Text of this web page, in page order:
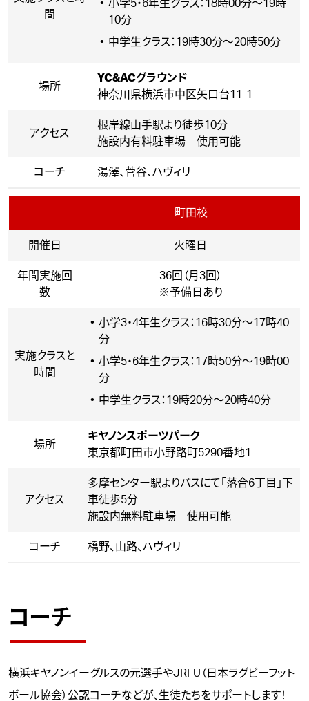
間
小学5・6年生クラス：18時00分～19時
10分
中学生クラス：19時30分～20時50分
場所
YC&ACグラウンド
神奈川県横浜市中区矢口台11-1
アクセス
根岸線山手駅より徒歩10分
施設内有料駐車場 使用可能
コーチ 湯澤、菅谷、ハヴィリ
町田校
開催日 火曜日
年間実施回
数
36回（月3回）
※予備日あり
実施クラスと
時間
小学3・4年生クラス：16時30分～17時40
分
小学5・6年生クラス：17時50分～19時00
分
中学生クラス：19時20分～20時40分
場所
キヤノンスポーツパーク
東京都町田市小野路町5290番地1
アクセス
多摩センター駅よりバスにて「落合6丁目」下
車徒歩5分
施設内無料駐車場 使用可能
コーチ 橋野、山路、ハヴィリ
コーチ
横浜キヤノンイーグルスの元選手やJRFU（日本ラグビーフット
ボール協会）公認コーチなどが、生徒たちをサポートします！